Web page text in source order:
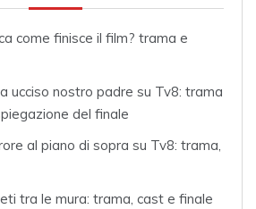
come finisce il film? trama e
ucciso nostro padre su Tv8: trama
del finale
al piano di sopra su Tv8: trama,
tra le mura: trama, cast e finale